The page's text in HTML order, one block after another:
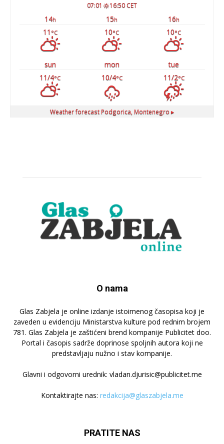
07:01 16:50 CET
14h 15h 16h
11 °C 10°C 10°C
sun mon
tue
11/4°C 10/4°C 11/2°C
Weather forecast Podgorica, Montenegro ▸
O nama
Glas Zabjela je online izdanje istoimenog časopisa koji je
zaveden u evidenciju Ministarstva kulture pod rednim brojem
781. Glas Zabjela je zaštićeni brend kompanije Publicitet doo.
Portal i časopis sadrže doprinose spoljnih autora koji ne
predstavljaju nužno i stav kompanije.
Glavni i odgovorni urednik: vladan.djurisic@publicitet.me
Kontaktirajte nas: redakcija@glaszabjela.me
PRATITE NAS